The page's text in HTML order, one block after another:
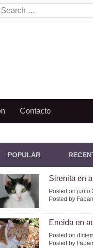
Search
Contacto
POPULAR
Sirenita en
Posted on junio
Posted by
Eneida en
Posted on
Posted by